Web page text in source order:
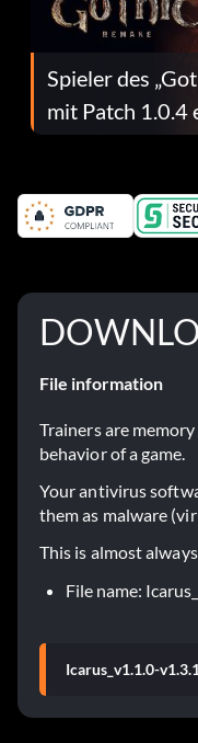
Spieler des
mit Patch 1.0.4
File information
Trainers are
behavior of a game.
Your antivirus
them as malware
This is almost
File name:
Icarus_v1.1.0-